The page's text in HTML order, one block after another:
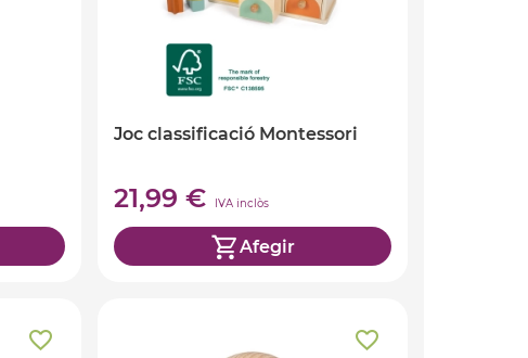
Joc classificació Montessori
21,99 € IVA inclòs
Afegir